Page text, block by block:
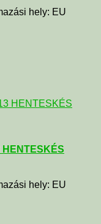
hely: EU
HENTESKÉS
hely: EU